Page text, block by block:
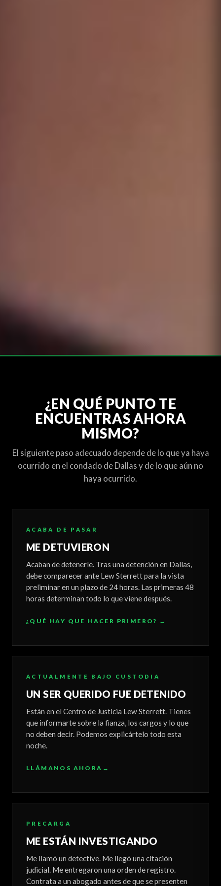
¿EN QUÉ PUNTO TE
ENCUENTRAS AHORA
MISMO?
El siguiente paso adecuado depende de lo que ya haya
ocurrido en el condado de Dallas y de lo que aún no
haya ocurrido.
ACABA DE PASAR
ME DETUVIERON
Acaban de detenerle. Tras una detención en Dallas,
debe comparecer ante Lew Sterrett para la vista
preliminar en un plazo de 24 horas. Las primeras 48
horas determinan todo lo que viene después.
¿QUÉ HAY QUE HACER PRIMERO? →
ACTUALMENTE BAJO CUSTODIA
UN SER QUERIDO FUE DETENIDO
Están en el Centro de Justicia Lew Sterrett. Tienes
que informarte sobre la fianza, los cargos y lo que
no deben decir. Podemos explicártelo todo esta
noche.
LLÁMANOS AHORA →
PRECARGA
ME ESTÁN INVESTIGANDO
Me llamó un detective. Me llegó una citación
judicial. Me entregaron una orden de registro.
Contrata a un abogado antes de que se presenten